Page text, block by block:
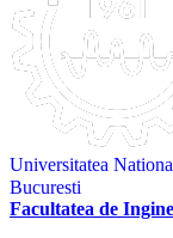
Universitatea
Bucuresti
Facultatea de